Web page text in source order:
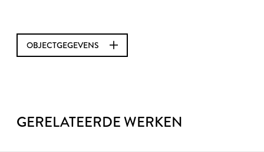
OBJECTGEGEVENS
GERELATEERDE WERKEN